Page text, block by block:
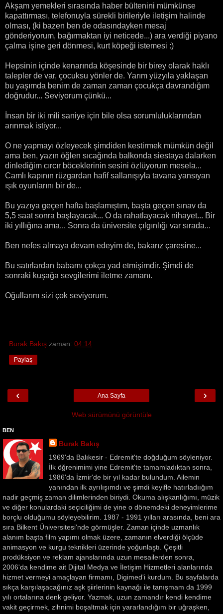
Akşam yemekleri sırasında haber bültenini mümkünse
kapattırması, telefonuyla sürekli birileriyle iletişim halinde
olması, (ki bazen ben de odasındayken mesaj
gönderiyorum, bağırmaktan iyi neticede...) ara verdiği piyano
çalma işine geri dönmesi, kurt köpeği istemesi :)
Hepsinin içinde kenarında köşesinde bir birey olarak haklı
talepler de var, çocuksu yönler de. Yarım yüzyıla yaklaşan
bu yaşımda benim de zaman zaman çocukça davrandığım
doğrudur... Seviyorum çünkü...
İnsan bir iki mili saniye için bile olsa sorumluluklarından
arınmak istiyor...
O ne yapmayı özleyecek şimdiden kestirmek mümkün değil
ama ben, yazın öğlen sıcağında balkonda siestaya dalarken
dinlediğim cırcır böceklerinin sesini özlüyorum mesela...
Camlı kapının rüzgardan hafif sallanışıyla tavana yansıyan
ışık oyunlarını bir de...
Bu yazıya geçen hafta başlamıştım, başta geçen sınav da
5,5 saat sonra başlayacak... O da rahatlayacak nihayet... Bir
iki yıllığına ama... Sonra da üniversite çılgınlığı var sırada...
Ben nefes almaya devam edeyim de, bakarız çaresine...
Bu satırlardan babamı çokça yad etmişimdir. Şimdi de
sonraki kuşağa sevgilerimi iletme zamanı.
Oğullarım sizi çok seviyorum.
Burak Bakış zaman: 04:14
Paylaş
‹ ›
Ana Sayfa
Web sürümünü görüntüle
BEN
Burak Bakış
1969'da Balıkesir - Edremit'te doğduğum söyleniyor.
İlk öğrenimimi yine Edremit'te tamamladıktan sonra,
1986'da İzmir'de bir yıl kadar bulundum. Ailemin
yanından ilk ayrılışımdı ve şimdi keyifle hatırladıığım
nadir geçmiş zaman dilimlerinden biriydi. Okuma alışkanlığımı, müzik
ve diğer konulardaki seçiciliğimi de yine o dönemdeki deneyimlerime
borçlu olduğumu söyleyebilirim. 1987 - 1991 yılları arasında, beni ara
sıra Bilkent Üniversitesi'nde görmüşler. Zaman içinde uzmanlık
alanım başta film yapımı olmak üzere, zamanın elverdiği ölçüde
animasyon ve kurgu teknikleri üzerinde yoğunlaştı. Çeşitli
prodüksiyon ve reklam ajanslarında uzun mesailerden sonra,
2006'da kendime ait Dijital Medya ve İletişim Hizmetleri alanlarında
hizmet vermeyi amaçlayan firmamı, Digimed'i kurdum. Bu sayfalarda
sıkça karşılaşacağınız aşk şiirlerinin kaynağı ile tanışmam da 1999
yılı ortalarına denk geliyor. Yazmak, uzun zamandır kendi kendime
vakit geçirmek, zihnimi boşaltmak için yararlandığım bir uğraşken,